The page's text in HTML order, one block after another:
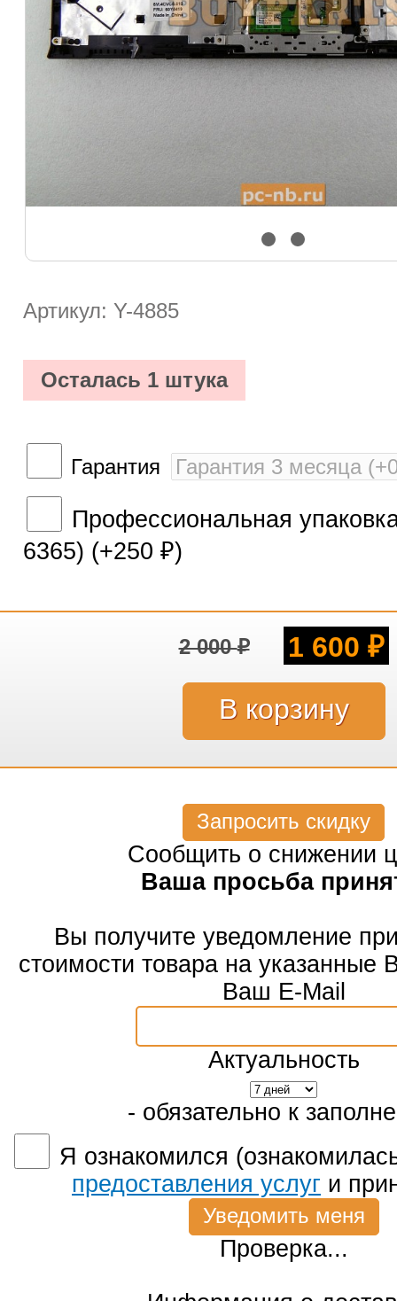
Артикул: Y-4885
Осталась 1 штука
Гарантия
Профессиональная
6365) (+250 ₽)
2 000₽ 1 600 ₽
Запросить скидку
Сообщить о снижении
Ваша просьба
Вы получите уведомление
стоимости товара на указанные
Ваш E-Mail
Актуальность
- обязательно к
Я ознакомился
предоставления услуг и
Проверка...